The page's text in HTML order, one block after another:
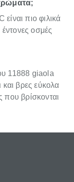
πιο φιλικά
έντονες οσμές
11888 giaola
και βρες εύκολα
που βρίσκονται